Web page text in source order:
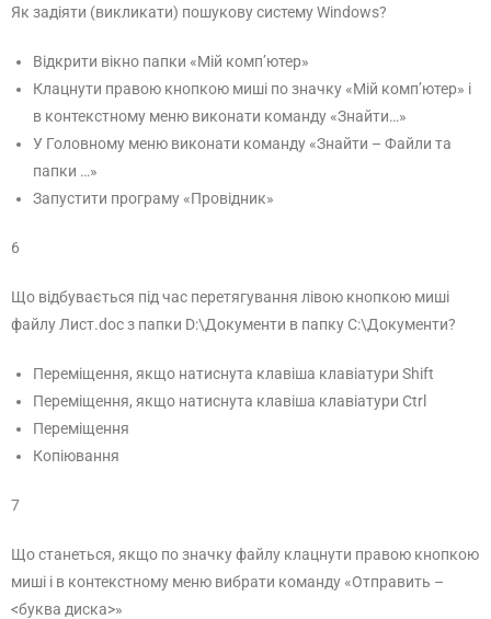
Як задіяти (викликати) пошукову систему Windows?
Відкрити вікно папки «Мій комп’ютер»
Клацнути правою кнопкою миші по значку «Мій комп’ютер» і
в контекстному меню виконати команду «Знайти…»
У Головному меню виконати команду «Знайти – Файли та
папки …»
Запустити програму «Провідник»
6
Що відбувається під час перетягування лівою кнопкою миші
файлу Лист.doc з папки D:\Документи в папку C:\Документи?
Переміщення, якщо натиснута клавіша клавіатури Shift
Переміщення, якщо натиснута клавіша клавіатури Ctrl
Переміщення
Копіювання
7
Що станеться, якщо по значку файлу клацнути правою кнопкою
миші і в контекстному меню вибрати команду «Отправить –
<буква диска>»